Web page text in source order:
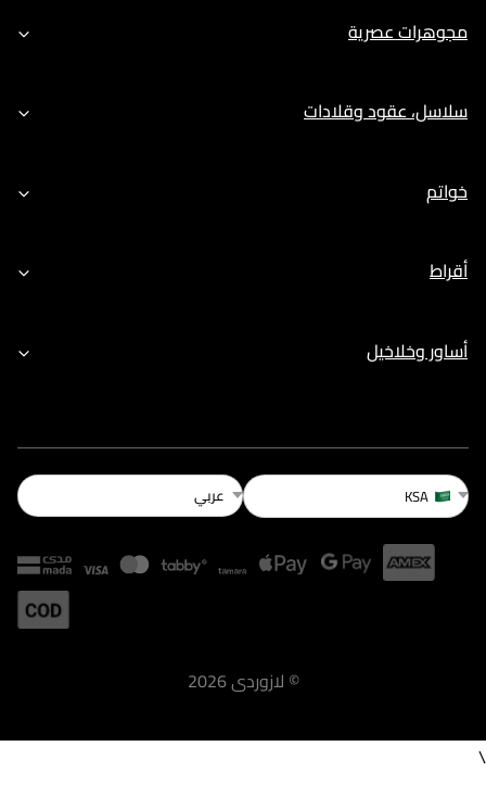
مجوهرات عصرية
سلاسل، عقود وقلادات
خواتم
أقراط
أساور وخلاخيل
KSA عربي
© لازوردى2026
\